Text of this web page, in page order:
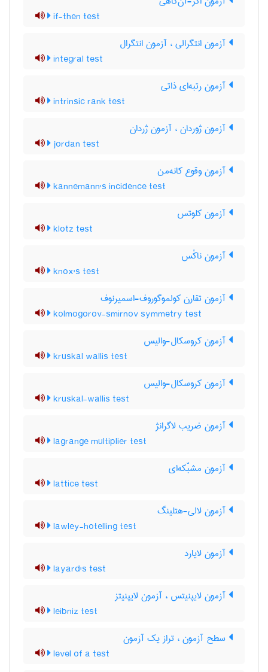
if-then test
آزمون انتگرالی ، آزمون انتگرال
integral test
آزمون رتبه‌ای ذاتی
intrinsic rank test
آزمون ژوردان ، آزمون ژردان
jordan test
آزمون وقوع کانه‌من
kannemann's incidence test
آزمون کلوتس
klotz test
آزمون ناکْس
knox's test
آزمون تقارن کولموگوروف-اسمیرنوف
kolmogorov-smirnov symmetry test
آزمون کروسکال-والیس
kruskal wallis test
آزمون کروسکال-والیس
kruskal-wallis test
آزمون ضریب لاگرانژ
lagrange multiplier test
آزمون مشبّکه‌ای
lattice test
آزمون لالی-هتلینگ
lawley-hotelling test
آزمون لایارد
layard's test
آزمون لایپنیتس ، آزمون لایپنیتز
leibniz test
سطح آزمون ، تراز یک آزمون
level of a test